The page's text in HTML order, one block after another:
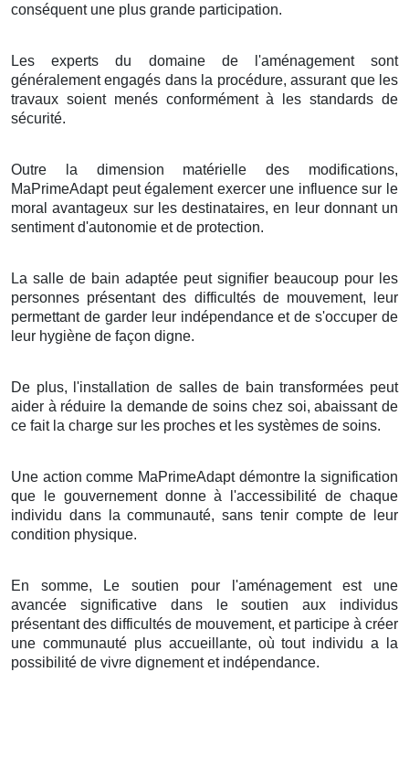
conséquent une plus grande participation.
Les experts du domaine de l'aménagement sont
généralement engagés dans la procédure, assurant que les
travaux soient menés conformément à les standards de
sécurité.
Outre la dimension matérielle des modifications,
MaPrimeAdapt peut également exercer une influence sur le
moral avantageux sur les destinataires, en leur donnant un
sentiment d'autonomie et de protection.
La salle de bain adaptée peut signifier beaucoup pour les
personnes présentant des difficultés de mouvement, leur
permettant de garder leur indépendance et de s'occuper de
leur hygiène de façon digne.
De plus, l'installation de salles de bain transformées peut
aider à réduire la demande de soins chez soi, abaissant de
ce fait la charge sur les proches et les systèmes de soins.
Une action comme MaPrimeAdapt démontre la signification
que le gouvernement donne à l'accessibilité de chaque
individu dans la communauté, sans tenir compte de leur
condition physique.
En somme, Le soutien pour l'aménagement est une
avancée significative dans le soutien aux individus
présentant des difficultés de mouvement, et participe à créer
une communauté plus accueillante, où tout individu a la
possibilité de vivre dignement et indépendance.